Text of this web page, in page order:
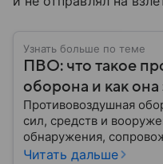
Узнать больше по теме
ПВО: что такое
оборона и как
Противовоздушная
сил, средств и
обнаружения,
средств воздушного
Читать дальше